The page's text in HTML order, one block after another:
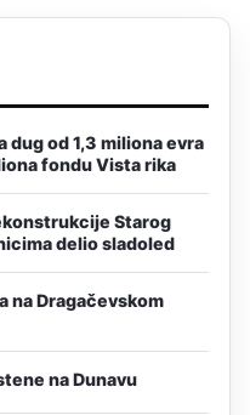
dug od 1,3 miliona evra
fondu Vista rika
Starog
delio sladoled
na Dragačevskom
na Dunavu